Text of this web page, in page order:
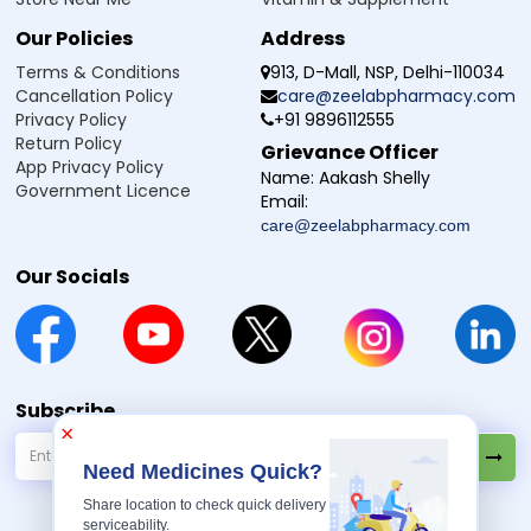
பொடியை 200ml தண்ணீரில் கலந்து கொள்ளவும்.
சக்தி, கவனம் மற்றும் செயல்திறனை அதிகரிக்க, உங்கள் உடற்பயிற்சிக்கு
15–20 நிமிடங்களுக்கு முன் இந்த பானத்தை குடிக்கவும்.
பரிந்துரைக்கப்பட்ட அளவை மீற வேண்டாம்; சிறந்த முடிவுகளுக்காக இதை
பயிற்சி நாட்களில் மட்டும் பயன்படுத்தவும்.
Athlete Pre-Workout (Watermelon Flavour)
அமைதியின்மை ஏற்படலாம்.
துடிதுடிப்பு உணர்வு ஏற்படலாம்.
சிலருக்கு லேசான வயிற்று 불편ம் அல்லது வாந்தி உணர்வு இருக்கலாம்.
அதிகமாக பயன்படுத்தினால் தலைவலி அல்லது தலைசுற்றல் ஏற்படலாம்.
அரிதாக, தோலில் முள் குத்தும் மாதிரி சற்றே சுளிர்ப்பு உணர்வு (இது Beta-
Alanine (பீட்டா-அலனின்) காரணமாக வரும் பாதிப்பில்லாத விளைவு)
×
Need Medicines Quick?
Share location to check quick delivery
serviceability.
Our Policies
Terms & Conditions
Cancellation Policy
Privacy Policy
Return Policy
App Privacy Policy
Government Licence
Address
913, D-Mall, NSP, Delhi-110034
care@zeelabpharmacy.com
+91 9896112555
Grievance Officer
Name: Aakash Shelly
Email:
care@zeelabpharmacy.com
Our Socials
Subscribe